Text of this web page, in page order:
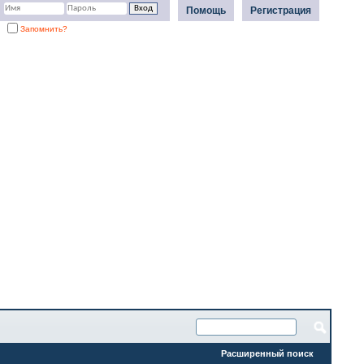
Регистрация
Помощь
Запомнить?
Расширенный поиск